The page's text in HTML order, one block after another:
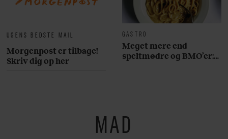
UGENS BEDSTE MAIL
Morgenpost er tilbage!
Skriv dig op her
GASTRO
Meget mere end
speltmødre og BMO’er:
MAD